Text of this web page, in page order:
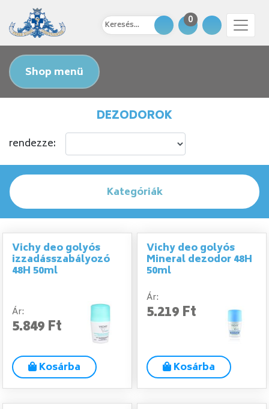
0
Shop menü
DEZODOROK
rendezze:
Kategóriák
Vichy deo golyós
izzadásszabályozó
48H 50ml
Ár:
5.849 Ft
Kosárba
Vichy deo golyós
Mineral dezodor 48H
50ml
Ár:
5.219 Ft
Kosárba